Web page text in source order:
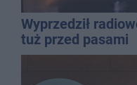
Wyprzedził
tuż przed pasami